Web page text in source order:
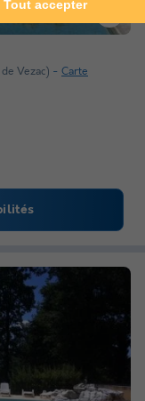
Vezac) Carte